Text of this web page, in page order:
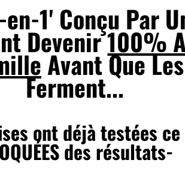
1' Conçu Par
Devenir100%
Avant Que
Ferment...
ont déjà testées
des résultats-